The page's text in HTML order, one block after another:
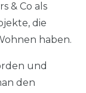
& Co als
die
haben.
und
den